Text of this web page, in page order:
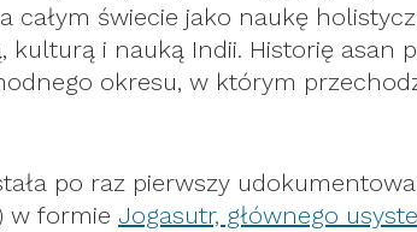
całym świecie jako naukę
kulturą i nauką Indii. Historię asan
okresu, w którym
po raz pierwszy
w formie Jogasutr, głównego